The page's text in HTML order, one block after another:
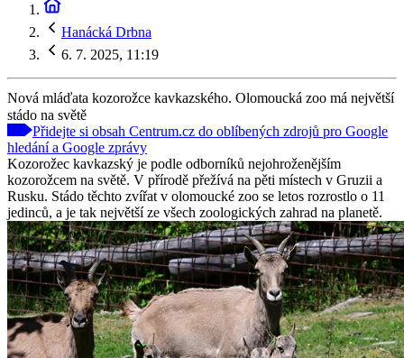
Hanácká Drbna
6. 7. 2025, 11:19
Nová mláďata kozorožce kavkazského. Olomoucká zoo má největší
stádo na světě
Přidejte si obsah Centrum.cz do oblíbených zdrojů pro Google
hledání a Google zprávy
Kozorožec kavkazský je podle odborníků nejohroženějším
kozorožcem na světě. V přírodě přežívá na pěti místech v Gruzii a
Rusku. Stádo těchto zvířat v olomoucké zoo se letos rozrostlo o 11
jedinců, a je tak největší ze všech zoologických zahrad na planetě.